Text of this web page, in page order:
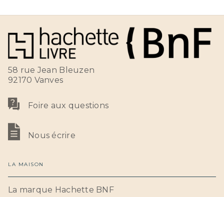
58 rue Jean Bleuzen
92170 Vanves
Foire aux questions
Nous écrire
LA MAISON
La marque Hachette BNF